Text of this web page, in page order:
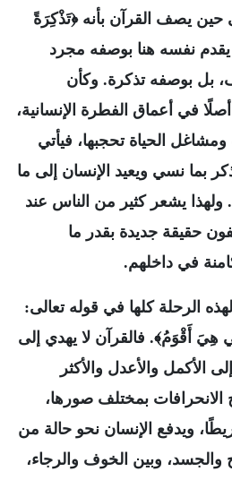
حين يصف القرآن بأنه ﴿تَذْكِرَةً
نفسه هنا بوصفه مجرد
بل بوصفه تذكرة. وكأن
في أعماق الفطرة الإنسانية،
الحياة تحجبها، فيأتي
بما نسي ويعيد الإنسان إلى ما
يشعر كثير من الناس عند
حقيقة جديدة بقدر ما
في داخلهم.
لهذه الرحلة كلها في قوله تعالى:
هِيَ أَقْوَمُ﴾. فالقرآن لا يهدي إلى
الأكمل والأعدل والأكثر
الانحرافات بمختلف صورها،
ويدفع الإنسان نحو حالة من
والجسد، وبين الخوف والرجاء،